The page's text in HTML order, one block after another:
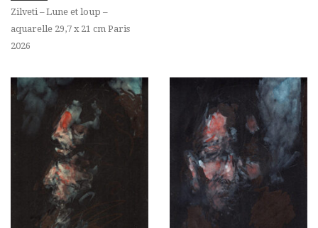
Zilveti – Lune et loup –
aquarelle 29,7 x 21 cm Paris
2026